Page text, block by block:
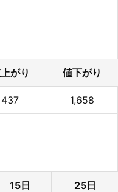
がり 値下がり
437 1,658
15日 25日